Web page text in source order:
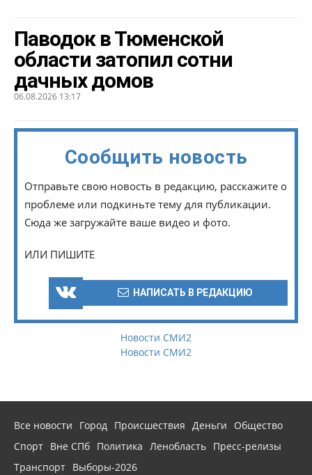
Паводок в Тюменской
области затопил сотни
дачных домов
06.08.2026 13:17
Сообщить новость
Отправьте свою новость в редакцию, расскажите о
проблеме или подкиньте тему для публикации.
Сюда же загружайте ваше видео и фото.
ИЛИ ПИШИТЕ
НАПИСАТЬ В РЕДАКЦИЮ
Новости СМИ2
Новости СМИ2
Все новости Город Происшествия Деньги
Общество
Спорт Вне СПб Политика Ленобласть Пресс-релизы
Транспорт Выборы-2026